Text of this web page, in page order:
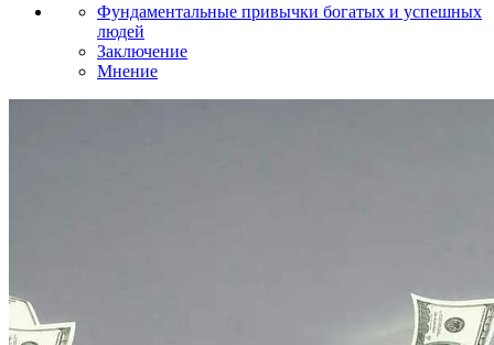
Фундаментальные привычки богатых и успешных
людей
Заключение
Мнение